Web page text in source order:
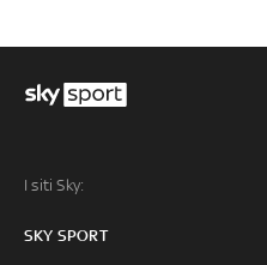
I siti Sky:
SKY SPORT